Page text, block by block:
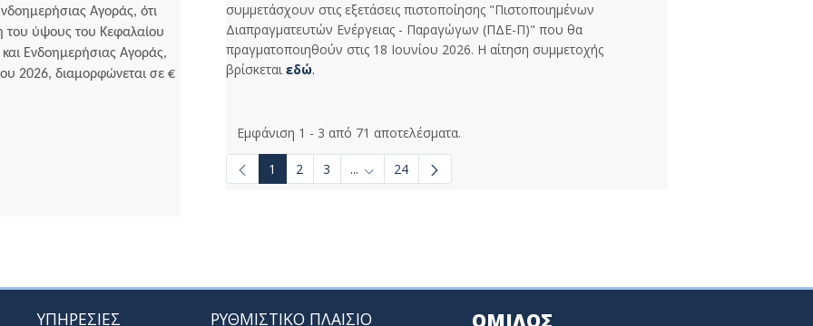
Αγοράς, ότι
του ύψους του Κεφαλαίου
Ενδοημερήσιας Αγοράς,
2026, διαμορφώνεται σε €
συμμετάσχουν στις εξετάσεις πιστοποίησης "Πιστοποιημένων
Διαπραγματευτών Ενέργειας - Παραγώγων (ΠΔΕ-Π)" που θα
πραγματοποιηθούν στις 18 Ιουνίου 2026. Η αίτηση συμμετοχής
βρίσκεταιεδώ.
Εμφάνιση 1 - 3 από 71 αποτελέσματα.
1 2 3 ... Ενδιάμεσες σελίδες Use TAB to navigate.
24
ΥΠΗΡΕΣΙΕΣ ΡΥΘΜΙΣΤΙΚΟ ΠΛΑΙΣΙΟ ΟΜΙΛΟΣ